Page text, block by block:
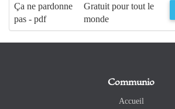
Ça ne pardonne
pas - pdf
Gratuit pour tout le
monde
Communio
Accueil